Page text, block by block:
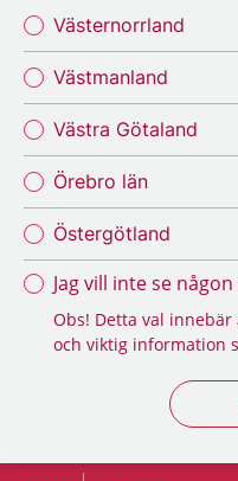
Västernorrland
Västmanland
Västra Götaland
Örebro län
Östergötland
Jag vill inte se
Obs! Detta val
och viktig information